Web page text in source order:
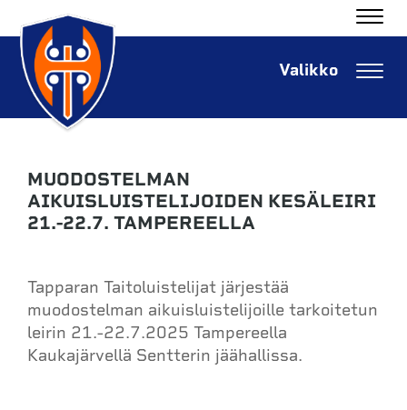
MUODOSTELMAN
AIKUISLUISTELIJOIDEN KESÄLEIRI
21.-22.7. TAMPEREELLA
Tapparan Taitoluistelijat järjestää
muodostelman aikuisluistelijoille tarkoitetun
leirin 21.-22.7.2025 Tampereella
Kaukajärvellä Sentterin jäähallissa.